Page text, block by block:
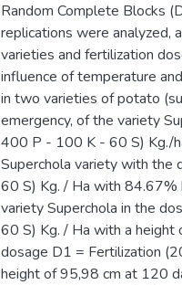
Random Complete Blocks
replications were analyzed,
varieties and fertilization
influence of temperature
in two varieties of potato
emergency, of the variety
400 P - 100 K - 60 S) Kg./
Superchola variety with
60 S) Kg. / Ha with 84.67%
variety Superchola in the
60 S) Kg. / Ha with a height
dosage D1 = Fertilization
height of 95,98 cm at 120